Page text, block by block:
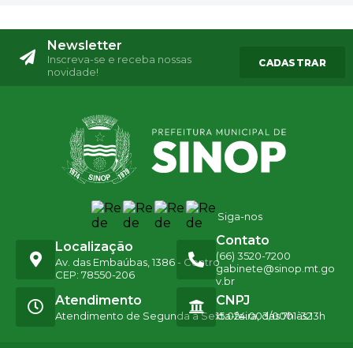
Newsletter
Inscreva-se e receba nossas
novidade!
CADASTRAR
Siga-nos
Localização
Av. das Embaúbas, 1386 - Centro
CEP: 78550-206
Contato
(66) 3520-7200
gabinete@sinop.mt.go
v.br
Atendimento
Atendimento de Segunda a Sexta-feira, das 7h às 13h
CNPJ
15.024.003/0001-32